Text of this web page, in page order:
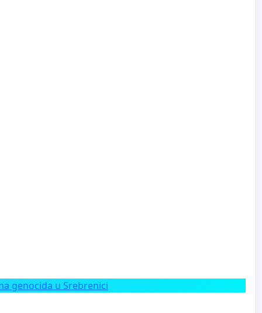
genocida u Srebrenici